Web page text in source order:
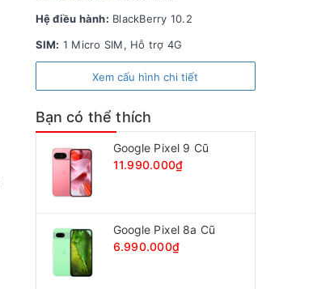
Hệ điều hành: BlackBerry 10.2
SIM: 1 Micro SIM, Hỗ trợ 4G
Xem cấu hình chi tiết
Bạn có thể thích
Google Pixel 9 Cũ
11.990.000₫
Google Pixel 8a Cũ
6.990.000₫